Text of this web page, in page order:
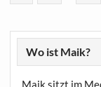
Wo ist Maik?
Maik sitzt im